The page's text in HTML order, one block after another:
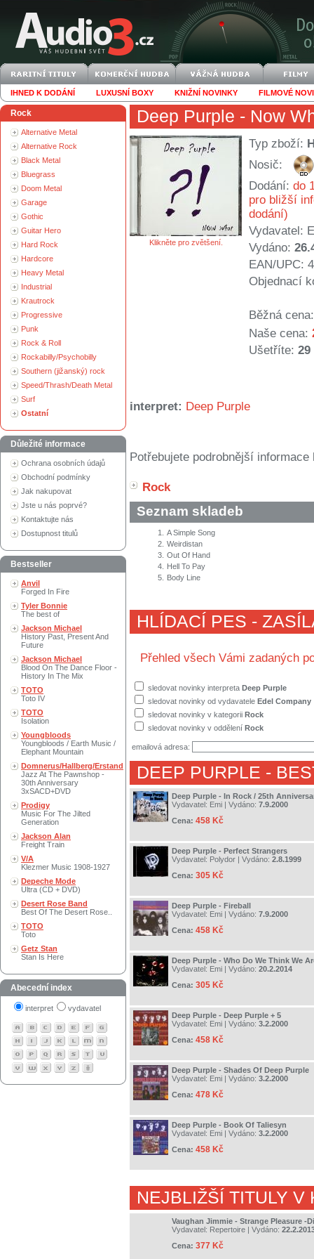
IHNED K DODÁNÍ LUXUSNÍ BOXY KNIŽNÍ NOVINKY FILMOVÉ
Rock
Alternative Metal
Alternative Rock
Black Metal
Bluegrass
Doom Metal
Garage
Gothic
Guitar Hero
Hard Rock
Hardcore
Heavy Metal
Industrial
Krautrock
Progressive
Punk
Rock & Roll
Rockabilly/Psychobilly
Southern (jižanský) rock
Speed/Thrash/Death Metal
Surf
Ostatní
Důležité informace
Ochrana osobních údajů
Obchodní podmínky
Jak nakupovat
Jste u nás poprvé?
Kontaktujte nás
Dostupnost titulů
Bestseller
Anvil
Forged In Fire
Tyler Bonnie
The best of
Jackson Michael
History Past, Present And
Future
Jackson Michael
Blood On The Dance Floor -
History In The Mix
TOTO
Toto IV
TOTO
Isolation
Youngbloods
Youngbloods / Earth Music /
Elephant Mountain
Domnerus/Hallberg/Erstand
Jazz At The Pawnshop -
30th Anniversary
3xSACD+DVD
Prodigy
Music For The Jilted
Generation
Jackson Alan
Freight Train
V/A
Klezmer Music 1908-1927
Depeche Mode
Ultra (CD + DVD)
Desert Rose Band
Best Of The Desert Rose..
TOTO
Toto
Getz Stan
Stan Is Here
Abecední index
interpret vydavatel
Deep Purple - Now
Klikněte pro zvětšení.
Typ zboží:
Nosič:
Dodání: do
pro bližší
dodání)
Vydavatel:
Vydáno:
EAN/UPC:
Objednací
Běžná cena:
Naše cena:
Ušetříte: 29
interpret: Deep Purple
Potřebujete podrobnější
Rock
Seznam skladeb
1.
A Simple Song
2. Weirdistan
3. Out Of Hand
4.
Hell To Pay
5.
Body Line
HLÍDACÍ PES -
Přehled všech Vámi zadaných
sledovat novinky interpreta Deep Purple
sledovat novinky od vydavatele Edel Company
sledovat novinky v kategorii Rock
sledovat novinky v oddělení Rock
emailová adresa:
DEEP PURPLE -
Deep Purple - In Rock / 25th
Vydavatel: Emi | Vydáno: 7.9.2000
Cena: 458 Kč
Deep Purple - Perfect Strangers
Vydavatel: Polydor | Vydáno: 2.8.1999
Cena: 305 Kč
Deep Purple - Fireball
Vydavatel: Emi | Vydáno: 7.9.2000
Cena: 458 Kč
Deep Purple - Who Do We Think We
Vydavatel: Emi | Vydáno: 20.2.2014
Cena: 305 Kč
Deep Purple - Deep Purple + 5
Vydavatel: Emi | Vydáno: 3.2.2000
Cena: 458 Kč
Deep Purple - Shades Of Deep Purple
Vydavatel: Emi | Vydáno: 3.2.2000
Cena: 478 Kč
Deep Purple - Book Of Taliesyn
Vydavatel: Emi | Vydáno: 3.2.2000
Cena: 458 Kč
NEJBLIŽŠÍ TITULY V
Vaughan Jimmie - Strange Pleasure -
Vydavatel: Repertoire | Vydáno:
Cena: 377 Kč